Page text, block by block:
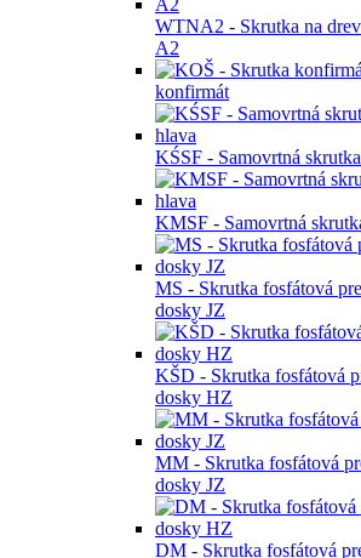
WTNA2 - Skrutka na
A2
konfirmát
KŚSF - Samovrtná
KMSF - Samovrtná
MS - Skrutka fosfátová
dosky JZ
KŠD - Skrutka fosfátová
dosky HZ
MM - Skrutka fosfátová
dosky JZ
DM - Skrutka fosfátová